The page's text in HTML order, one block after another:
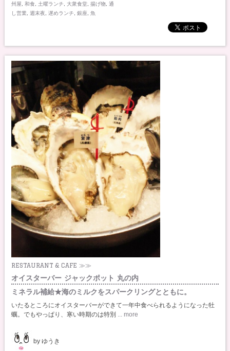
州屋
和食, 土曜ランチ 大衆食堂, 揚げ物, 通
し営業
週末夜 遅めランチ 銀座 魚
RESTAURANT & CAFE ≫≫
オイスターバー ジャックポット 丸の内
ミネラル補給★海のミルクをスパークリングとともに。
いたるところにオイスターバーができて一年中食べられるようになった牡
蠣。でもやっぱり、寒い時期のは特別 ... more
by ゆうき